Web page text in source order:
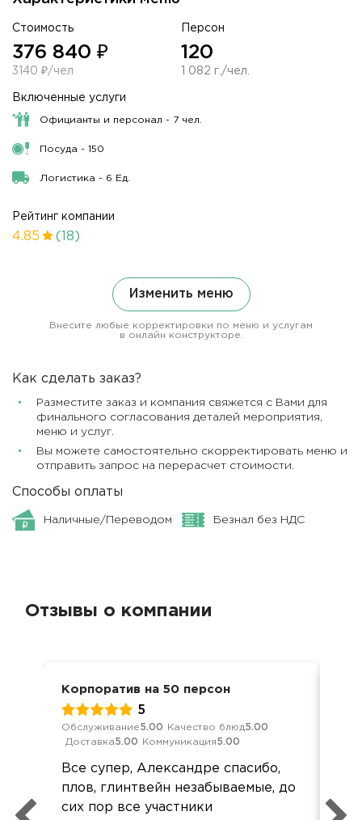
Стоимость
376 840 ₽
3140 ₽/чел
Персон
120
1 082 г./чел.
Включенные услуги
Официанты и персонал - 7 чел.
Посуда - 150
Логистика - 6 Ед.
Рейтинг компании
4.85 (18)
Изменить меню
Внесите любые корректировки по меню и услугам
в онлайн конструкторе.
Как сделать заказ?
Разместите заказ и компания свяжется с Вами для
финального согласования деталей мероприятия,
меню и услуг.
Вы можете самостоятельно скорректировать меню и
отправить запрос на перерасчет стоимости.
Способы оплаты
Наличные/Переводом Безнал без НДС
Отзывы о компании
Корпоратив на 50 персон
5
Обслуживание5.00 Качество блюд5.00
Доставка5.00 Коммуникация5.00
Все супер, Александре спасибо,
плов, глинтвейн незабываемые, до
сих пор все участники